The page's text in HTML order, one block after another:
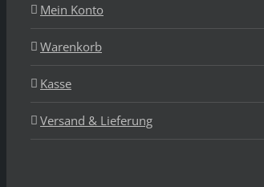
Mein Konto
Warenkorb
Kasse
Versand & Lieferung